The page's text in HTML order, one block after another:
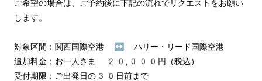
ご希望の場合は、ご予約後に下記の流れでリクエストをお願い
します。
対象区間：関西国際空港 ↔︎ ハリー・リード国際空港
追加料金：お一人さま 20,000円（税込）
受付期限：ご出発日の30日前まで